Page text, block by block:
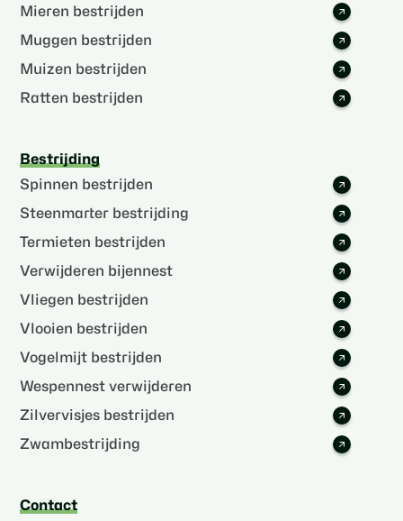
Mieren bestrijden
Muggen bestrijden
Muizen bestrijden
Ratten bestrijden
Bestrijding
Spinnen bestrijden
Steenmarter bestrijding
Termieten bestrijden
Verwijderen bijennest
Vliegen bestrijden
Vlooien bestrijden
Vogelmijt bestrijden
Wespennest verwijderen
Zilvervisjes bestrijden
Zwambestrijding
Contact